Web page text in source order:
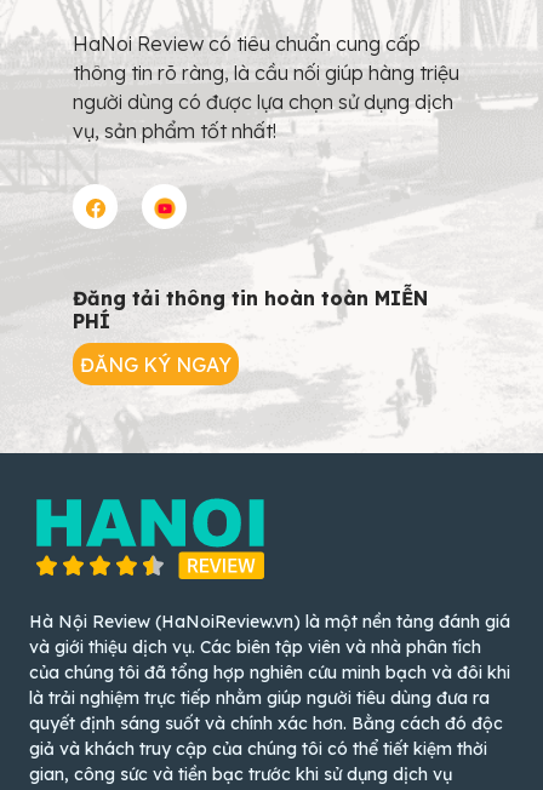
HaNoi Review có tiêu chuẩn cung cấp
thông tin rõ ràng, là cầu nối giúp hàng triệu
người dùng có được lựa chọn sử dụng dịch
vụ, sản phẩm tốt nhất!
Đăng tải thông tin hoàn toàn MIỄN
PHÍ
ĐĂNG KÝ NGAY
Hà Nội Review (HaNoiReview.vn) là một nền tảng đánh giá
và giới thiệu dịch vụ. Các biên tập viên và nhà phân tích
của chúng tôi đã tổng hợp nghiên cứu minh bạch và đôi khi
là trải nghiệm trực tiếp nhằm giúp người tiêu dùng đưa ra
quyết định sáng suốt và chính xác hơn. Bằng cách đó độc
giả và khách truy cập của chúng tôi có thể tiết kiệm thời
gian, công sức và tiền bạc trước khi sử dụng dịch vụ